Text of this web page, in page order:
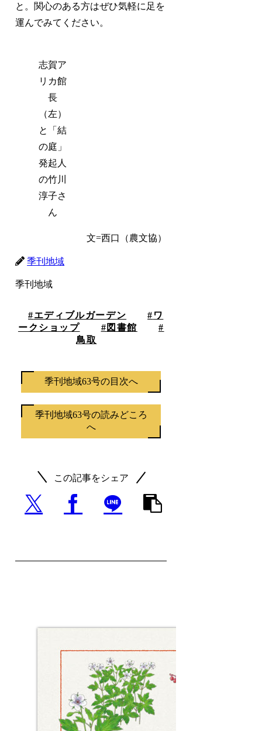
と。関心のある方はぜひ気軽に足を
運んでみてください。
志賀ア
リカ館
長
（左）
と「結
の庭」
発起人
の竹川
淳子さ
ん
文=西口（農文協）
季刊地域
季刊地域
エディブルガーデン
ワ
ークショップ
図書館
鳥取
季刊地域63号の目次へ
季刊地域63号の読みどころ
へ
この記事をシェア